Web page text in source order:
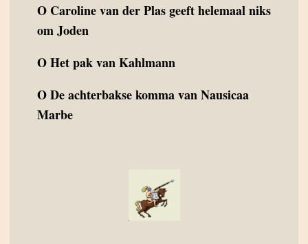
O Caroline van der Plas geeft helemaal niks
om Joden
OHet pak van Kahlmann
ODe achterbakse komma van Nausicaa
Marbe